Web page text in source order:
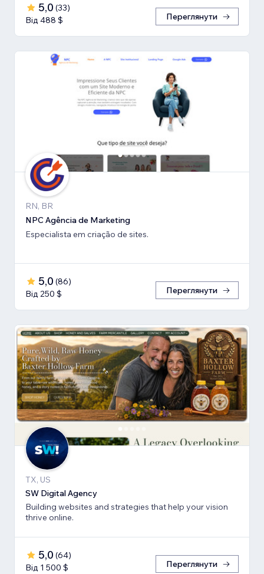
5,0 (33)
Від 488 $
Переглянути
RN, BR
NPC Agência de Marketing
Especialista em criação de sites.
5,0 (86)
Від 250 $
Переглянути
TX, US
SW Digital Agency
Building websites and strategies that help your vision
thrive online.
5,0 (64)
Від 1 500 $
Переглянути